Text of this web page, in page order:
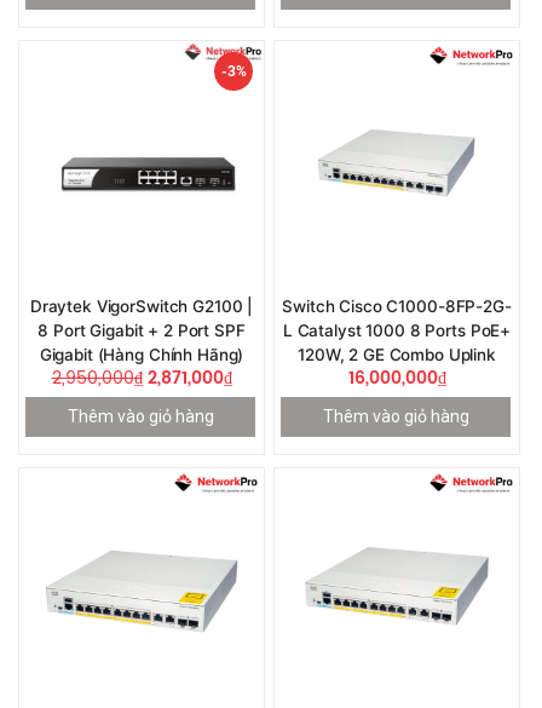
-3%
Draytek VigorSwitch G2100 |
8 Port Gigabit + 2 Port SPF
Gigabit (Hàng Chính Hãng)
2,950,000₫2,871,000₫
Thêm vào giỏ hàng
Switch Cisco C1000-8FP-2G-
L Catalyst 1000 8 Ports PoE+
120W, 2 GE Combo Uplink
16,000,000₫
Thêm vào giỏ hàng